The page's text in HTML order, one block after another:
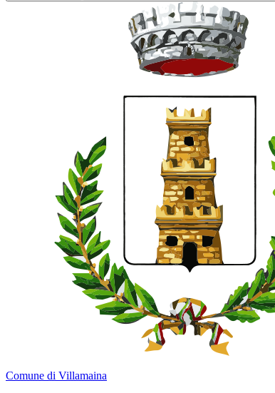
Comune di Villamaina